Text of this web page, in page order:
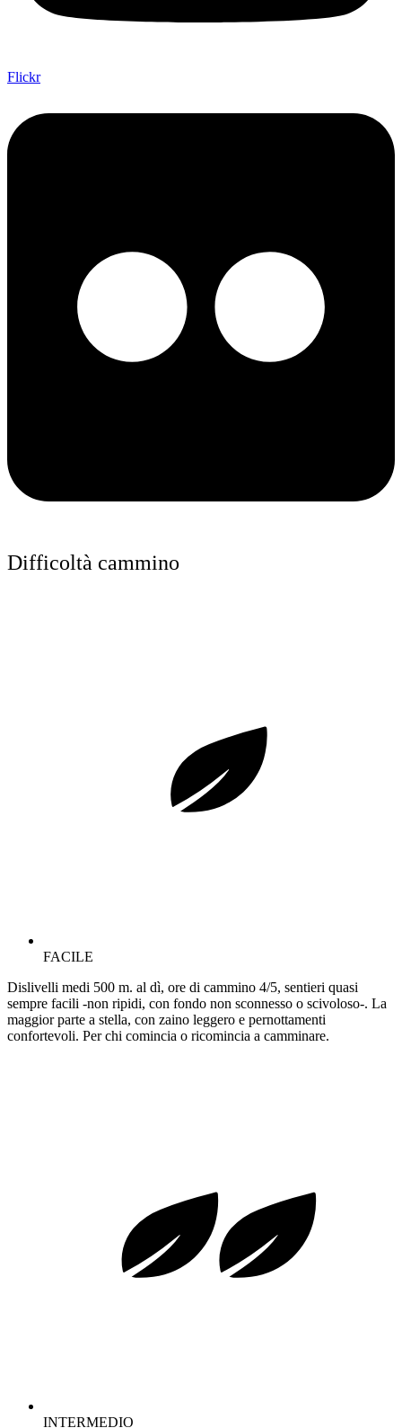
Flickr
Difficoltà cammino
FACILE
Dislivelli medi 500 m. al dì, ore di cammino 4/5, sentieri quasi
sempre facili -non ripidi, con fondo non sconnesso o scivoloso-. La
maggior parte a stella, con zaino leggero e pernottamenti
confortevoli. Per chi comincia o ricomincia a camminare.
INTERMEDIO